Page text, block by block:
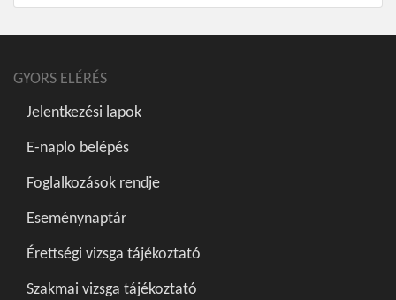
GYORS ELÉRÉS
Jelentkezési lapok
E-naplo belépés
Foglalkozások rendje
Eseménynaptár
Érettségi vizsga tájékoztató
Szakmai vizsga tájékoztató